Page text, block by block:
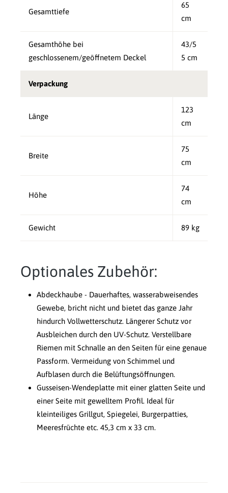
Gesamttiefe
65
cm
Gesamthöhe bei
geschlossenem/geöffnetem Deckel
43/5
5 cm
Verpackung
Länge
123
cm
Breite
75
cm
Höhe
74
cm
Gewicht 89 kg
Optionales Zubehör:
Abdeckhaube - Dauerhaftes, wasserabweisendes
Gewebe, bricht nicht und bietet das ganze Jahr
hindurch Vollwetterschutz. Längerer Schutz vor
Ausbleichen durch den UV-Schutz. Verstellbare
Riemen mit Schnalle an den Seiten für eine genaue
Passform. Vermeidung von Schimmel und
Aufblasen durch die Belüftungsöffnungen.
Gusseisen-Wendeplatte mit einer glatten Seite und
einer Seite mit gewelltem Profil. Ideal für
kleinteiliges Grillgut, Spiegelei, Burgerpatties,
Meeresfrüchte etc. 45,3 cm x 33 cm.